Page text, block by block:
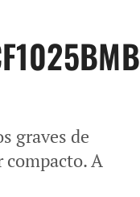
graves de
A